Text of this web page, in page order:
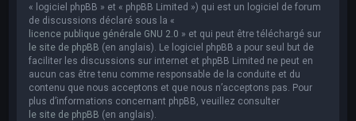
« logiciel phpBB » et « phpBB Limited ») qui est un logiciel de forum
de discussions déclaré sous la «
licence publique générale GNU 2.0 » et qui peut être téléchargé sur
le site de phpBB (en anglais). Le logiciel phpBB a pour seul but de
faciliter les discussions sur internet et phpBB Limited ne peut en
aucun cas être tenu comme responsable de la conduite et du
contenu que nous acceptons et que nous n’acceptons pas. Pour
plus d’informations concernant phpBB, veuillez consulter
le site de phpBB (en anglais).